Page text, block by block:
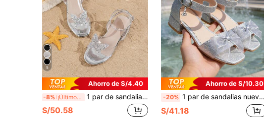
5
Ahorro de S/4.40
-8% ¡Últimos 3 días 1 par de sandalias de moda para niños, sandalias de tacón alto para niños 2026, sandalias con mariposa de strass, sandalias estilo princesa, sandalias estilo bohemio, adecuadas para ocasiones casuales, vacaciones, fiestas y bodas (la talla es pequeña, por favor elija la talla adecuada basándose en la longitud interior)
S/50.58
Ahorro de S/10.30
-20% 1 par de sandalias nuevas 2026 para niñas con decoración de lazo, material brillante, tacón antideslizante, tacón bajo, estilo dulce y fresco, adecuadas para actuaciones en el escenario, combinar con vestidos de cumpleaños y salidas a fiestas de verano.
S/41.18